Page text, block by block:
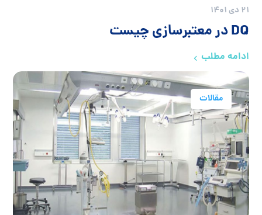
21 دی 1401
DQ در معتبرسازی چیست
ادامه مطلب
مقالات